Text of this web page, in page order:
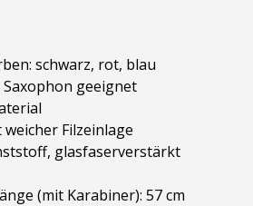
schwarz, rot, blau
geeignet
Filzeinlage
glasfaserverstärkt
(mit Karabiner): 57 cm